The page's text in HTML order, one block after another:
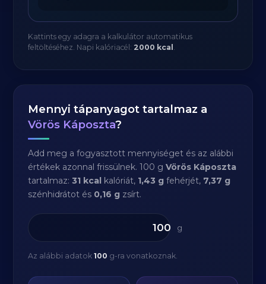
Kattints egy adagra a kalkulátor automatikus
feltöltéséhez. Napi kalóriacél: 2000 kcal .
Mennyi tápanyagot tartalmaz a
Vörös Káposzta?
Add meg a fogyasztott mennyiséget és az alábbi
értékek azonnal frissülnek. 100 gVörös Káposzta
tartalmaz:31 kcal kalóriát, 1,43 g fehérjét, 7,37 g
szénhidrátot és 0,16 g zsírt.
g
Az alábbi adatok100 g-ra vonatkoznak.